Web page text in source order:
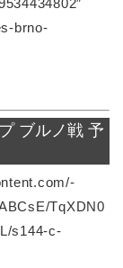
brno-
ブルノ戦 予
TqXDN0
s144-c-